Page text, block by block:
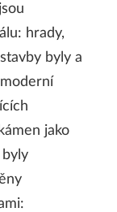
hrady,
byly a
jako